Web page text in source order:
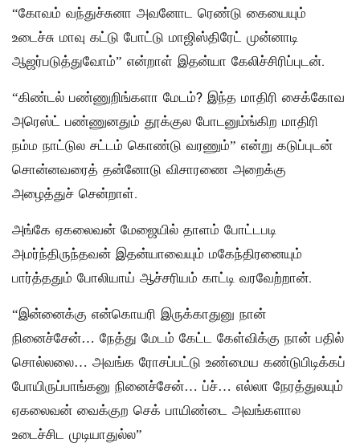
“கோவம் வந்துச்சுனா அவனோட ரெண்டு கையையும்
உடைச்சு மாவு கட்டு போட்டு மாஜிஸ்திரேட் முன்னாடி
ஆஜர்படுத்துவோம்” என்றாள் இதன்யா கேலிச்சிரிப்புடன்.
“கிண்டல் பண்ணுறிங்களா மேடம்? இந்த மாதிரி சைக்கோவ
அரெஸ்ட் பண்ணுனதும் தூக்குல போடனும்ங்கிற மாதிரி
நம்ம நாட்டுல சட்டம் கொண்டு வரணும்” என்று கடுப்புடன்
சொன்னவரைத் தன்னோடு விசாரணை அறைக்கு
அழைத்துச் சென்றாள்.
அங்கே ஏகலைவன் மேஜையில் தாளம் போட்டபடி
அமர்ந்திருந்தவன் இதன்யாவையும் மகேந்திரனையும்
பார்த்ததும் போலியாய் ஆச்சரியம் காட்டி வரவேற்றான்.
“இன்னைக்கு என்கொயரி இருக்காதுனு நான்
நினைச்சேன்… நேத்து மேடம் கேட்ட கேள்விக்கு நான் பதில்
சொல்லலை… அவங்க ரோசப்பட்டு உண்மைய கண்டுபிடிக்கப்
போயிருப்பாங்கனு நினைச்சேன்… ப்ச்… எல்லா நேரத்துலயும்
ஏகலைவன் வைக்குற செக் பாயிண்டை அவங்களால
உடைச்சிட முடியாதுல்ல”